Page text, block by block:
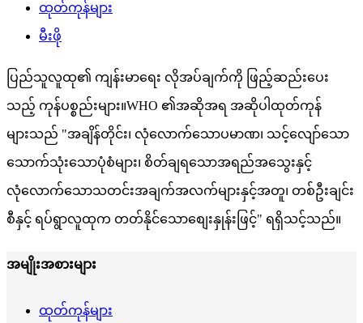
ထုတ်ကုန်များ
မီးဖို
ပြည်သူလူထု၏ ကျန်းမာရေး လိုအပ်ချက်ကို ဖြည့်ဆည်းပေး
သည့် ကုန်ပစ္စည်းများ။WHO ၏အဆိုအရ အဆိုပါထုတ်ကုန်
များသည် "အချိန်တိုင်း၊ လုံလောက်သောပမာဏ၊ သင့်လျော်သော
သောက်သုံးသောပုံစံများ၊ စိတ်ချရသောအရည်အသွေးနှင့်
လုံလောက်သောသတင်းအချက်အလက်များနှင့်အတူ၊ တစ်ဦးချင်း
စီနှင့် ရပ်ရွာလူထုက တတ်နိုင်သောစျေးနှုန်းဖြင့်" ရရှိသင့်သည်။
အမျိုးအစားများ
ထုတ်ကုန်များ